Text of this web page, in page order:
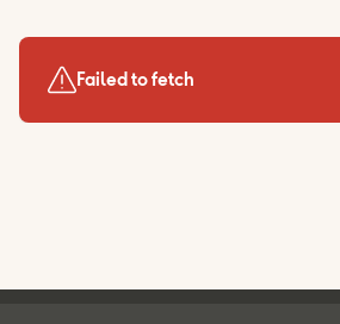
Failed to fetch